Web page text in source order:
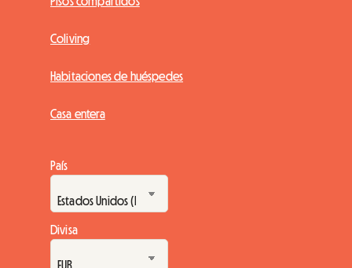
Coliving
Habitaciones de huéspedes
Casa entera
País
Divisa